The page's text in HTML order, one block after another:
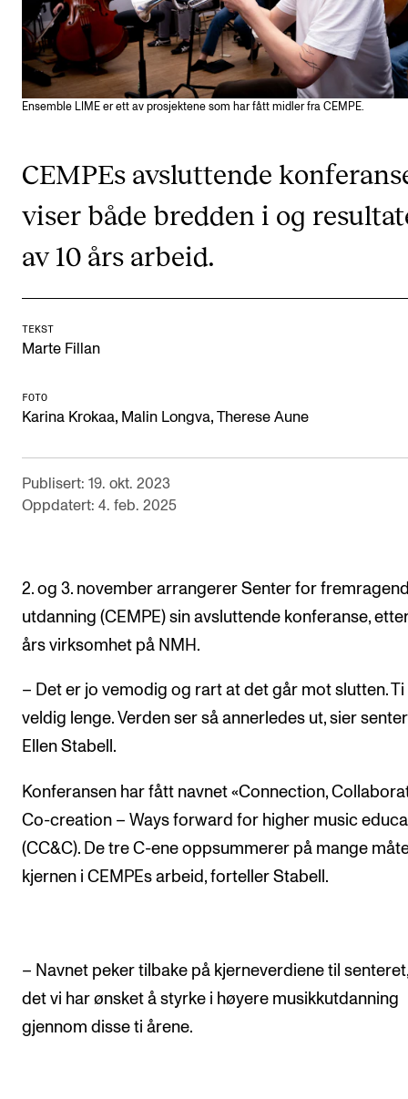
KONSERTER
Gjennomføre konserter og arrangementer
Plakat, program og markedsføring
Interne konserter og arrangementer
Låne utstyr
PRAKTISK
Canvas
IT og digitale tjenester
Rom, bygg, saler og studio
STUDENTLIV
Betalte spilleoppdrag
Utveksling og reiser
Mangfold og likestilling
AKTUELT
Arrangementer
Nyheter for studenter
Etter noter nyhetsbrev
Biblioteket
Ensemble LIME er ett av prosjektene som har fått midler fra CEMPE.
CEMPEs avsluttende
viser både bredden i og
av 10 års arbeid.
TEKST
Marte Fillan
FOTO
Karina Krokaa, Malin Longva, Therese Aune
Publisert: 19. okt. 2023
Oppdatert: 4. feb. 2025
2. og 3. november arrangerer Senter for
utdanning (CEMPE) sin avsluttende konferanse,
års virksomhet på NMH.
– Det er jo vemodig og rart at det går mot slutten. Ti
veldig lenge. Verden ser så annerledes ut, sier
Ellen Stabell.
Konferansen har fått navnet «Connection,
Co-creation – Ways forward for higher music
(CC&C). De tre C-ene oppsummerer på mange
kjernen i CEMPEs arbeid, forteller Stabell.
– Navnet peker tilbake på kjerneverdiene til
det vi har ønsket å styrke i høyere musikkutdanning
gjennom disse ti årene.